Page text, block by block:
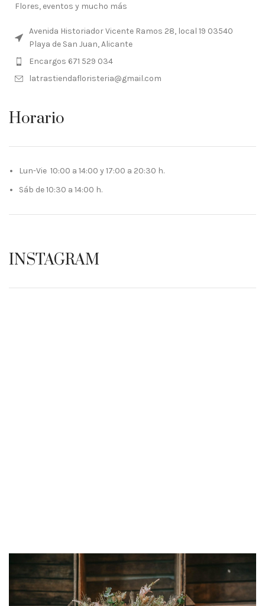
Flores, eventos y mucho más
Avenida Historiador Vicente Ramos 28, local 19 03540
Playa de San Juan, Alicante
Encargos 671 529 034
latrastiendafloristeria@gmail.com
Horario
Lun-Vie 10:00 a 14:00 y 17:00 a 20:30 h.
Sáb de 10:30 a 14:00 h.
INSTAGRAM